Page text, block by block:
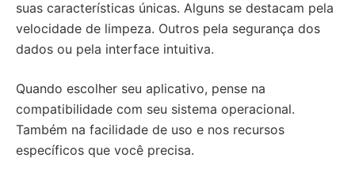
suas características únicas. Alguns se destacam pela
velocidade de limpeza. Outros pela segurança dos
dados ou pela interface intuitiva.
Quando escolher seu aplicativo, pense na
compatibilidade com seu sistema operacional.
Também na facilidade de uso e nos recursos
específicos que você precisa.